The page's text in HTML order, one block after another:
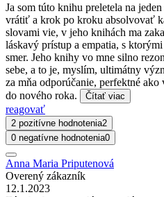
Ja som túto knihu preletela na
vrátiť a krok po kroku absolvovať
slovami vie, v jeho knihách ma
láskavý prístup a empatia, s
smer. Jeho knihy vo mne silno
sebe, a to je, myslím, ultimátny
za mňa odporúčanie, perfektné
do nového roka.
Čítať viac
reagovať
2 pozitívne hodnotenia2
0 negatívne hodnotenia0
Anna Maria Priputenová
Overený zákazník
12.1.2023